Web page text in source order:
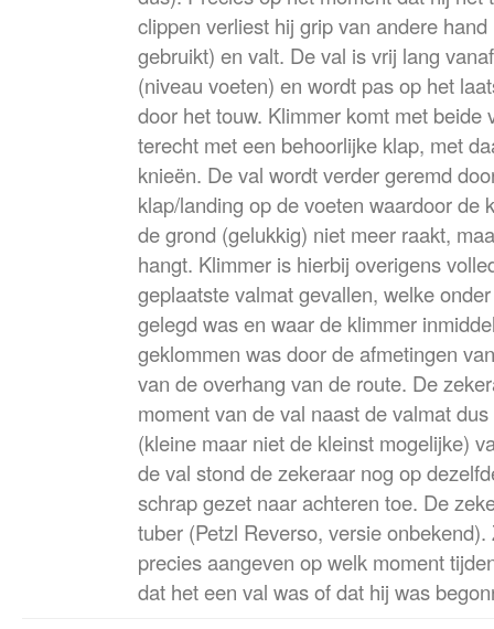
clippen verliest hij grip van andere
gebruikt) en valt. De val is vrij lang
(niveau voeten) en wordt pas op het
door het touw. Klimmer komt met beide
terecht met een behoorlijke klap, met
knieën. De val wordt verder geremd
klap/landing op de voeten waardoor de
de grond (gelukkig) niet meer raakt,
hangt. Klimmer is hierbij overigens
geplaatste valmat gevallen, welke
gelegd was en waar de klimmer
geklommen was door de afmetingen
van de overhang van de route. De
moment van de val naast de valmat
(kleine maar niet de kleinst mogelijke)
de val stond de zekeraar nog op
schrap gezet naar achteren toe. De
tuber (Petzl Reverso, versie
precies aangeven op welk moment
dat het een val was of dat hij was